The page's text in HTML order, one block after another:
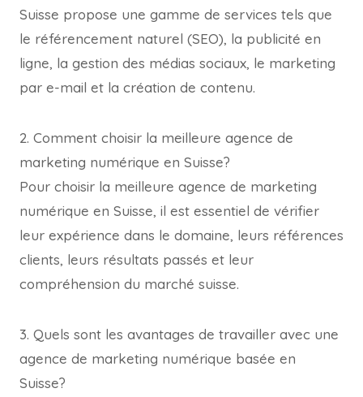
Suisse propose une gamme de services tels que
le référencement naturel (SEO), la publicité en
ligne, la gestion des médias sociaux, le marketing
par e-mail et la création de contenu.
2. Comment choisir la meilleure agence de
marketing numérique en Suisse?
Pour choisir la meilleure agence de marketing
numérique en Suisse, il est essentiel de vérifier
leur expérience dans le domaine, leurs références
clients, leurs résultats passés et leur
compréhension du marché suisse.
3. Quels sont les avantages de travailler avec une
agence de marketing numérique basée en
Suisse?